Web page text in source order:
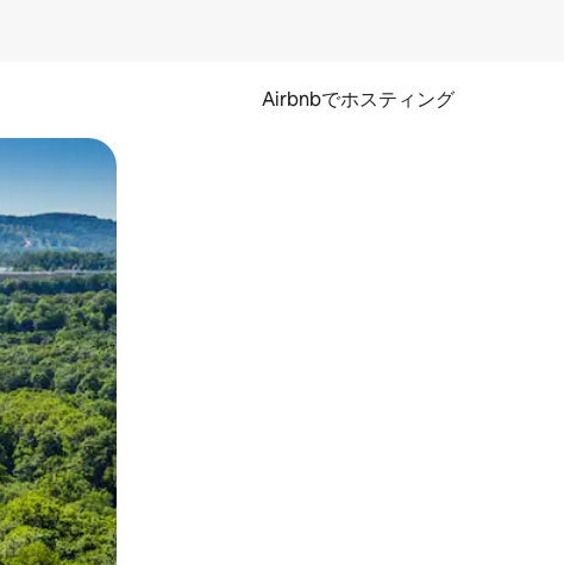
Airbnbでホスティング
とができます。